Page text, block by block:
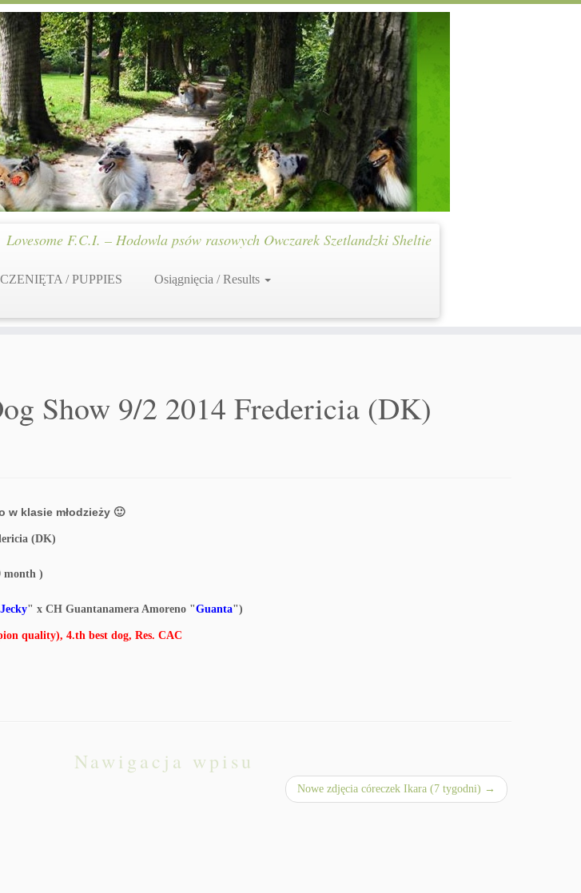
Lovesome F.C.I. – Hodowla psów rasowych Owczarek Szetlandzki Sheltie
/ PUPPIES
Osiągnięcia / Results
Show 9/2 2014 Fredericia (DK)
w klasie młodzieży 🙂
(DK)
month )
Jecky" x CH Guantanamera Amoreno "Guanta")
quality), 4.th best dog, Res. CAC
Nawigacja wpisu
Nowe zdjęcia córeczek Ikara (7 tygodni) →